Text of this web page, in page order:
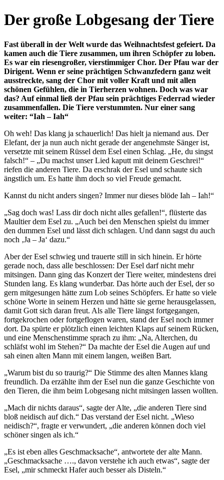
Der große Lobgesang der Tiere
Fast überall in der Welt wurde das Weihnachtsfest gefeiert. Da
kamen auch die Tiere zusammen, um ihren Schöpfer zu loben.
Es war ein riesengroßer, vierstimmiger Chor. Der Pfau war der
Dirigent. Wenn er seine prächtigen Schwanzfedern ganz weit
ausstreckte, sang der Chor mit voller Kraft und mit allen
schönen Gefühlen, die in Tierherzen wohnen. Doch was war
das? Auf einmal ließ der Pfau sein prächtiges Federrad wieder
zusammenfallen. Die Tiere verstummten. Nur einer sang
weiter: “Iah – Iah“
Oh weh! Das klang ja schauerlich! Das hielt ja niemand aus. Der
Elefant, der ja nun auch nicht gerade der angenehmste Sänger ist,
versetzte mit seinem Rüssel dem Esel einen Schlag. „He, du singst
falsch!“ – „Du machst unser Lied kaputt mit deinem Geschrei!“
riefen die anderen Tiere. Da erschrak der Esel und schaute sich
ängstlich um. Es hatte ihm doch so viel Freude gemacht.
Kannst du nicht anders singen? Immer nur dieses blöde Iah – Iah!“
„Sag doch was! Lass dir doch nicht alles gefallen!“, flüsterte das
Maultier dem Esel zu. „Auch bei den Menschen spielst du immer
den dummen Esel und lässt dich schlagen. Und dann sagst du auch
noch ‚Ja – Ja‘ dazu.“
Aber der Esel schwieg und trauerte still in sich hinein. Er hörte
gerade noch, dass alle beschlossen: Der Esel darf nicht mehr
mitsingen. Dann ging das Konzert der Tiere weiter, mindestens drei
Stunden lang. Es klang wunderbar. Das hörte auch der Esel, der so
gern mitgesungen hätte zum Lob seines Schöpfers. Er hatte so viele
schöne Worte in seinem Herzen und hätte sie gerne herausgelassen,
damit Gott sich daran freut. Als alle Tiere längst fortgegangen,
fortgekrochen oder fortgeflogen waren, stand der Esel noch immer
dort. Da spürte er plötzlich einen leichten Klaps auf seinem Rücken,
und eine Menschenstimme sprach zu ihm: „Na, Alterchen, du
schläfst wohl im Stehen?“ Da machte der Esel die Augen auf und
sah einen alten Mann mit einem langen, weißen Bart.
„Warum bist du so traurig?“ Die Stimme des alten Mannes klang
freundlich. Da erzählte ihm der Esel nun die ganze Geschichte von
den Tieren, die ihm beim Lobgesang nicht mitsingen lassen wollten.
„Mach dir nichts daraus“, sagte der Alte, „die anderen Tiere sind
bloß neidisch auf dich.“ Das verstand der Esel nicht. „Wieso
neidisch?“, fragte er verwundert, „die anderen können doch viel
schöner singen als ich.“
„Es ist eben alles Geschmacksache“, antwortete der alte Mann.
„Geschmacksache …., davon verstehe ich auch etwas“, sagte der
Esel, „mir schmeckt Hafer auch besser als Disteln.“